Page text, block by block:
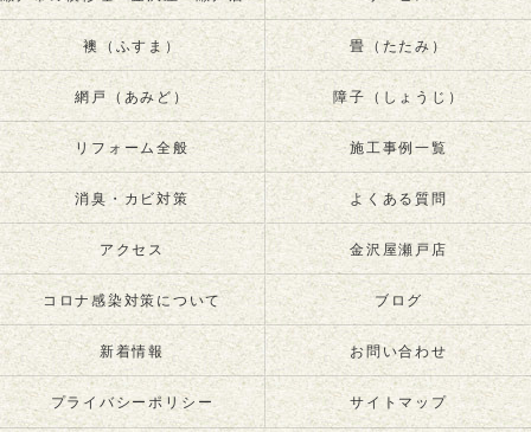
襖（ふすま） 畳（たたみ）
網戸（あみど） 障子（しょうじ）
リフォーム全般 施工事例一覧
消臭・カビ対策 よくある質問
アクセス 金沢屋瀬戸店
コロナ感染対策について ブログ
新着情報 お問い合わせ
プライバシーポリシー サイトマップ